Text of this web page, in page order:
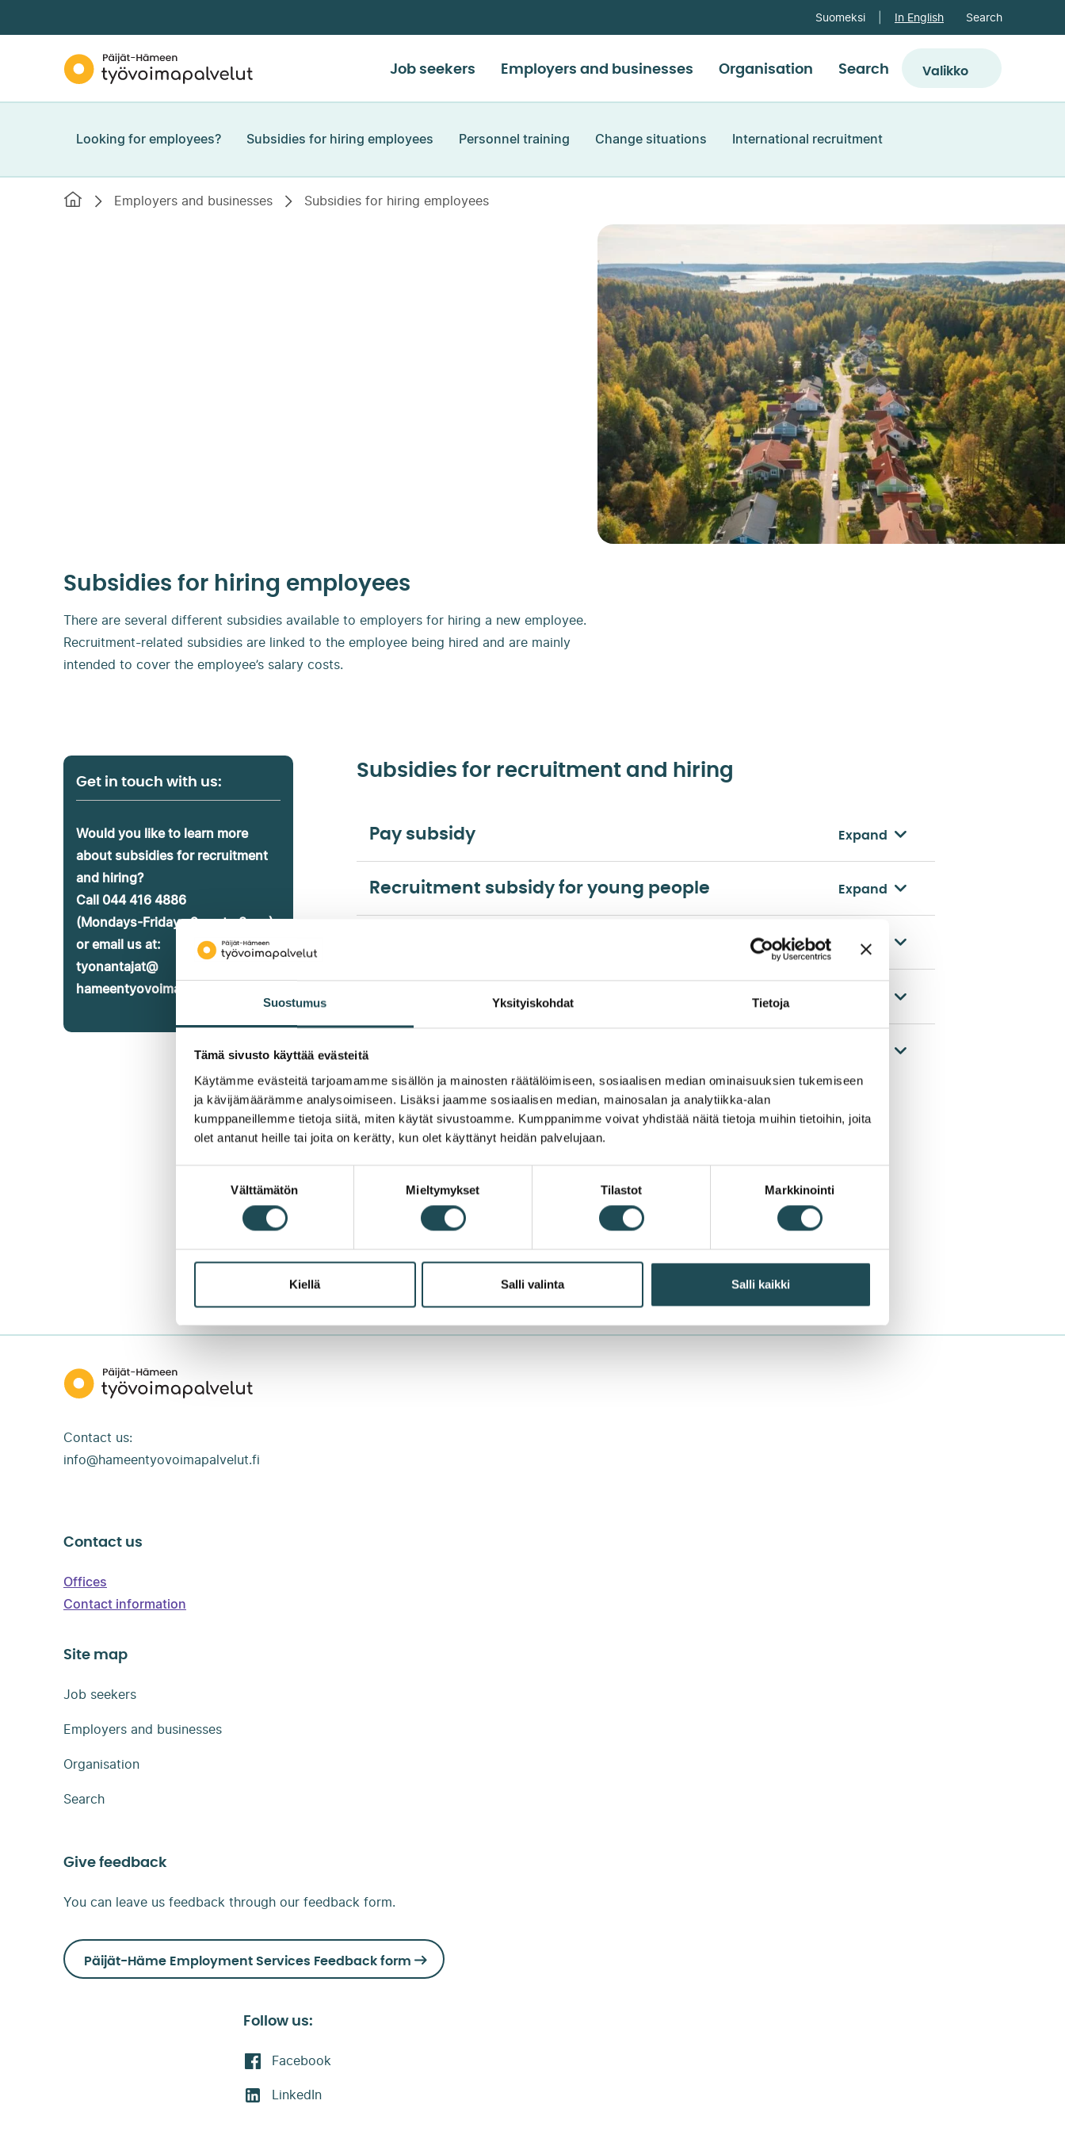
Suostumus Yksityiskohdat Tietoja
Tämä sivusto käyttää evästeitä
Käytämme evästeitä tarjoamamme sisällön ja mainosten räätälöimiseen, sosiaalisen median ominaisuuksien tukemiseen
ja kävijämäärämme analysoimiseen. Lisäksi jaamme sosiaalisen median, mainosalan ja analytiikka-alan
kumppaneillemme tietoja siitä, miten käytät sivustoamme. Kumppanimme voivat yhdistää näitä tietoja muihin tietoihin, joita
olet antanut heille tai joita on kerätty, kun olet käyttänyt heidän palvelujaan.
Välttämätön Mieltymykset Tilastot Markkinointi
Kiellä Salli valinta Salli kaikki
content
↓
Suomeksi In English Search
Päijät-
Hämeen
Job seekers Employers and businesses Organisation Search Valikko
Looking for employees? Subsidies for hiring employees Personnel training Change situations International recruitment
EtusivuEmployers and businesses Subsidies for hiring employees
Subsidies for hiring employees
There are several different subsidies available to employers for hiring a new employee.
Recruitment-related subsidies are linked to the employee being hired and are mainly
intended to cover the employee’s salary costs.
Get in touch with us:
Would you like to learn more
about subsidies for recruitment
and hiring?
Call 044 416 4886
(Mondays-Fridays 9 am to 3 pm)
or email us at:
tyonantajat@
hameentyovoimapalvelut.fi
Subsidies for recruitment and hiring
Pay subsidy Expand
Recruitment subsidy for young people Expand
Expand
Summer job vouchers
Did you find what you were looking for on this website?
Yes
Only somewhat
No
Päijät-
Hämeen
Contact us:
info@hameentyovoimapalvelut.fi
Contact us
Offices
Contact information
Site map
Job seekers
Employers and businesses
Organisation
Search
Give feedback
You can leave us feedback through our feedback form.
Päijät-Häme Employment Services Feedback form
Follow us:
Facebook
LinkedIn